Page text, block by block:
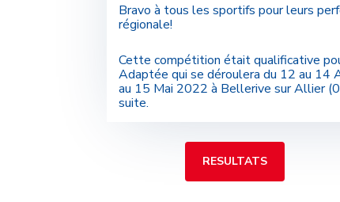
Bravo à tous les sportifs pour leurs
régionale!
Cette compétition était qualificative
Adaptée qui se déroulera du 12 au 14
au 15 Mai 2022 à Bellerive sur Allier
suite.
RESULTATS